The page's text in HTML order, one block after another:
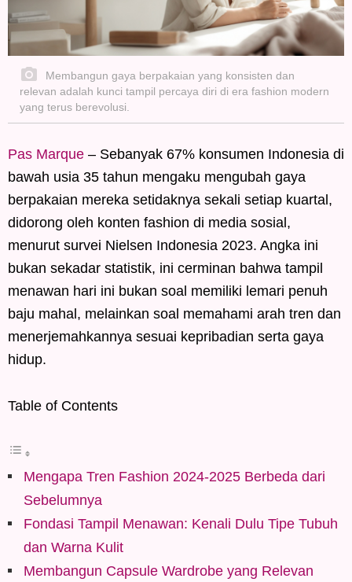
Membangun gaya berpakaian yang konsisten dan
relevan adalah kunci tampil percaya diri di era fashion modern
yang terus berevolusi.
Pas Marque – Sebanyak 67% konsumen Indonesia di
bawah usia 35 tahun mengaku mengubah gaya
berpakaian mereka setidaknya sekali setiap kuartal,
didorong oleh konten fashion di media sosial,
menurut survei Nielsen Indonesia 2023. Angka ini
bukan sekadar statistik, ini cerminan bahwa tampil
menawan hari ini bukan soal memiliki lemari penuh
baju mahal, melainkan soal memahami arah tren dan
menerjemahkannya sesuai kepribadian serta gaya
hidup.
Table of Contents
Mengapa Tren Fashion 2024-2025 Berbeda dari
Sebelumnya
Fondasi Tampil Menawan: Kenali Dulu Tipe Tubuh
dan Warna Kulit
Membangun Capsule Wardrobe yang Relevan